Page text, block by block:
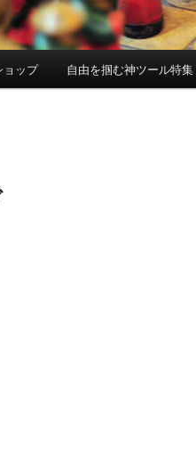
ョップ 自由を掴む神ツール特集